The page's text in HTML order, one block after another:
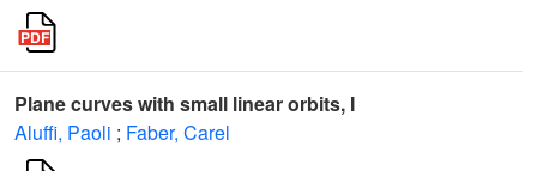
Plane curves with small linear orbits, I
Aluffi, Paoli ; Faber, Carel